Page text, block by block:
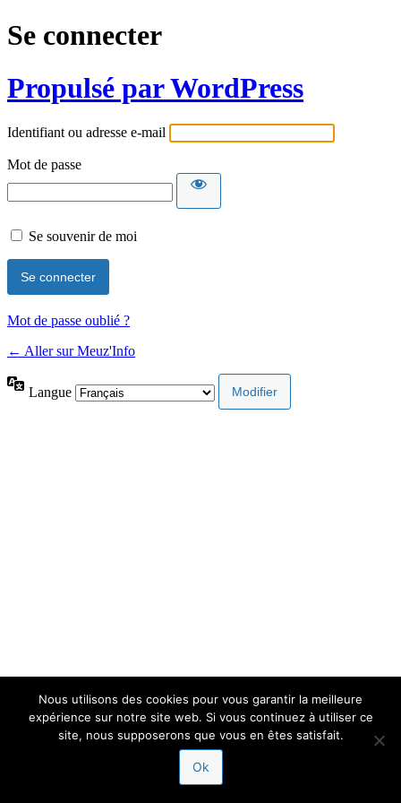
Se connecter
Propulsé par WordPress
Identifiant ou adresse e-mail
Mot de passe
Se souvenir de moi
Mot de passe oublié ?
← Aller sur Meuz'Info
Langue
Nous utilisons des cookies pour vous garantir la meilleure
expérience sur notre site web. Si vous continuez à utiliser ce
site, nous supposerons que vous en êtes satisfait.
Ok